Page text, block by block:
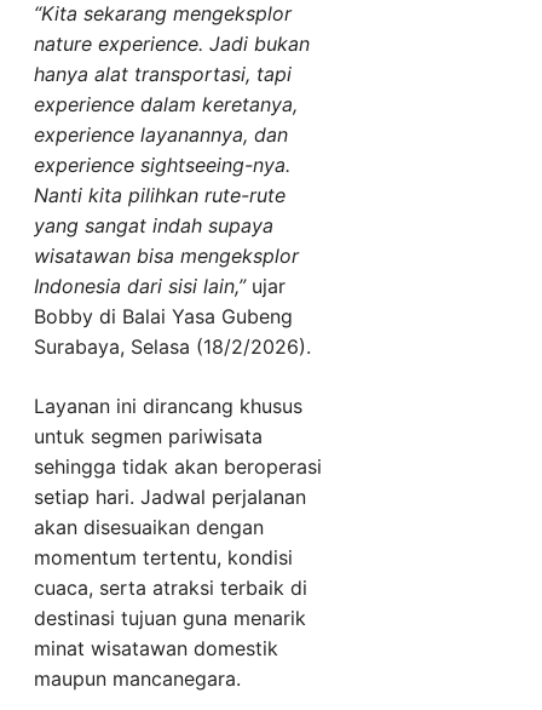
“Kita sekarang mengeksplor
nature experience. Jadi bukan
hanya alat transportasi, tapi
experience dalam keretanya,
experience layanannya, dan
experience sightseeing-nya.
Nanti kita pilihkan rute-rute
yang sangat indah supaya
wisatawan bisa mengeksplor
Indonesia dari sisi lain,”ujar
Bobby di Balai Yasa Gubeng
Surabaya, Selasa (18/2/2026).
Layanan ini dirancang khusus
untuk segmen pariwisata
sehingga tidak akan beroperasi
setiap hari. Jadwal perjalanan
akan disesuaikan dengan
momentum tertentu, kondisi
cuaca, serta atraksi terbaik di
destinasi tujuan guna menarik
minat wisatawan domestik
maupun mancanegara.